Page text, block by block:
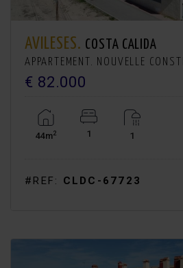
AVILESES. COSTA CALIDA
APPARTEMENT. NOUVELLE
€ 82.000
44m2 1 1
#REF: CLDC-67723